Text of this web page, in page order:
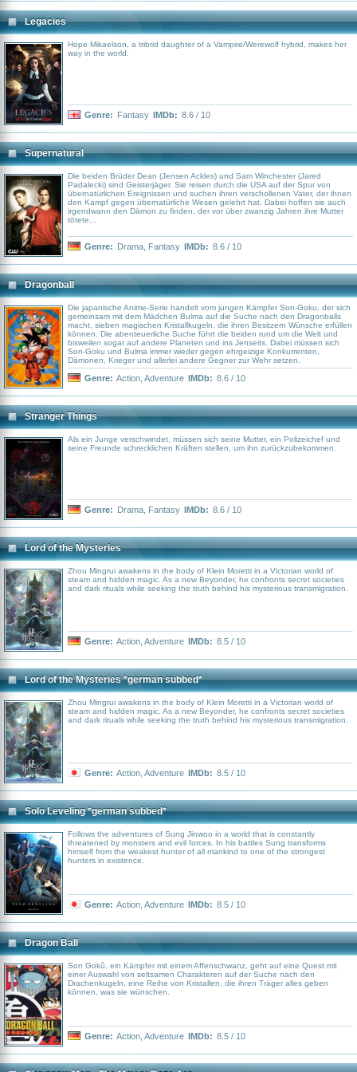
Legacies
Hope Mikaelson, a tribrid daughter of a Vampire/Werewolf hybrid, makes her
way in the world.
Genre: Fantasy IMDb: 8.6 / 10
Supernatural
Die beiden Brüder Dean (Jensen Ackles) und Sam Winchester (Jared
Padalecki) sind Geisterjäger. Sie reisen durch die USA auf der Spur von
übernatürlichen Ereignissen und suchen ihren verschollenen Vater, der ihnen
den Kampf gegen übernatürliche Wesen gelehrt hat. Dabei hoffen sie auch
irgendwann den Dämon zu finden, der vor über zwanzig Jahren ihre Mutter
tötete...
Genre: Drama Fantasy IMDb: 8.6 / 10
Dragonball
Die japanische Anime-Serie handelt vom jungen Kämpfer Son-Goku, der sich
gemeinsam mit dem Mädchen Bulma auf die Suche nach den Dragonballs
macht, sieben magischen Kristallkugeln, die ihren Besitzern Wünsche erfüllen
können. Die abenteuerliche Suche führt die beiden rund um die Welt und
bisweilen sogar auf andere Planeten und ins Jenseits. Dabei müssen sich
Son-Goku und Bulma immer wieder gegen ehrgeizige Konkurrenten,
Dämonen, Krieger und allerlei andere Gegner zur Wehr setzen.
Genre: Action Adventure IMDb: 8.6 / 10
Stranger Things
Als ein Junge verschwindet, müssen sich seine Mutter, ein Polizeichef und
seine Freunde schrecklichen Kräften stellen, um ihn zurückzubekommen.
Genre: Drama Fantasy IMDb: 8.6 / 10
Lord of the Mysteries
Zhou Mingrui awakens in the body of Klein Moretti in a Victorian world of
steam and hidden magic. As a new Beyonder, he confronts secret societies
and dark rituals while seeking the truth behind his mysterious transmigration.
Genre: Action Adventure IMDb: 8.5 / 10
Lord of the Mysteries *german subbed*
Zhou Mingrui awakens in the body of Klein Moretti in a Victorian world of
steam and hidden magic. As a new Beyonder, he confronts secret societies
and dark rituals while seeking the truth behind his mysterious transmigration.
Genre: Action Adventure IMDb: 8.5 / 10
Solo Leveling *german subbed*
Follows the adventures of Sung Jinwoo in a world that is constantly
threatened by monsters and evil forces. In his battles Sung transforms
himself from the weakest hunter of all mankind to one of the strongest
hunters in existence.
Genre: Action Adventure IMDb: 8.5 / 10
Dragon Ball
Son Gokû, ein Kämpfer mit einem Affenschwanz, geht auf eine Quest mit
einer Auswahl von seltsamen Charakteren auf der Suche nach den
Drachenkugeln, eine Reihe von Kristallen, die ihren Träger alles geben
können, was sie wünschen.
Genre: Action Adventure IMDb: 8.5 / 10